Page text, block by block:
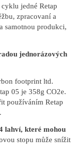
jedné Retap
zpracovaní a
samotnou produkci,
jednorázových
footprint ltd.
05 je 358g CO2e.
používáním Retap
lahví, které mohou
stopu může snížit